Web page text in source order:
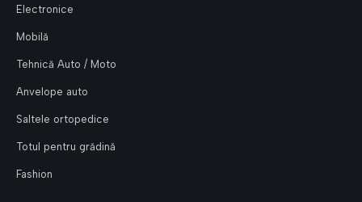
Electronice
Mobilă
Tehnică Auto / Moto
Anvelope auto
Saltele ortopedice
Totul pentru grădină
Fashion